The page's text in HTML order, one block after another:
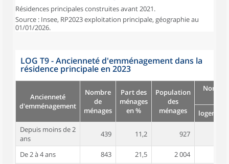
Résidences principales construites avant 2021.
Source : Insee, RP2023 exploitation principale, géographie au
01/01/2026.
LOG T9 - Ancienneté d'emménagement dans la
résidence principale en 2023
Ancienneté
d'emménagement
Nombre
de
ménages
Part des
ménages
en %
Population
des
ménages
logement
Depuis moins de 2
ans
439 11,2 927
De 2 à 4 ans 843 21,5 2 004